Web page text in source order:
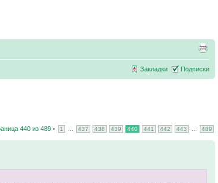
Закладки Подписки
440 из 489 • 1 437 438 439 440 441 442 443 489